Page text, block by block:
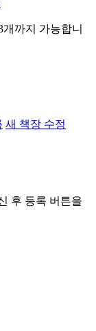
까지 가능합니
새 책장 수정
후 등록 버튼을